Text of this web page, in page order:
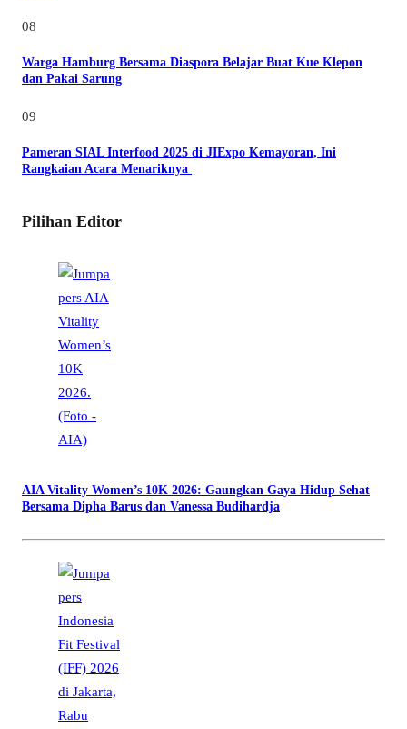
08
Warga Hamburg Bersama Diaspora Belajar Buat Kue Klepon
dan Pakai Sarung
09
Pameran SIAL Interfood 2025 di JIExpo Kemayoran, Ini
Rangkaian Acara Menariknya
Pilihan Editor
AIA Vitality Women’s 10K 2026: Gaungkan Gaya Hidup Sehat
Bersama Dipha Barus dan Vanessa Budihardja